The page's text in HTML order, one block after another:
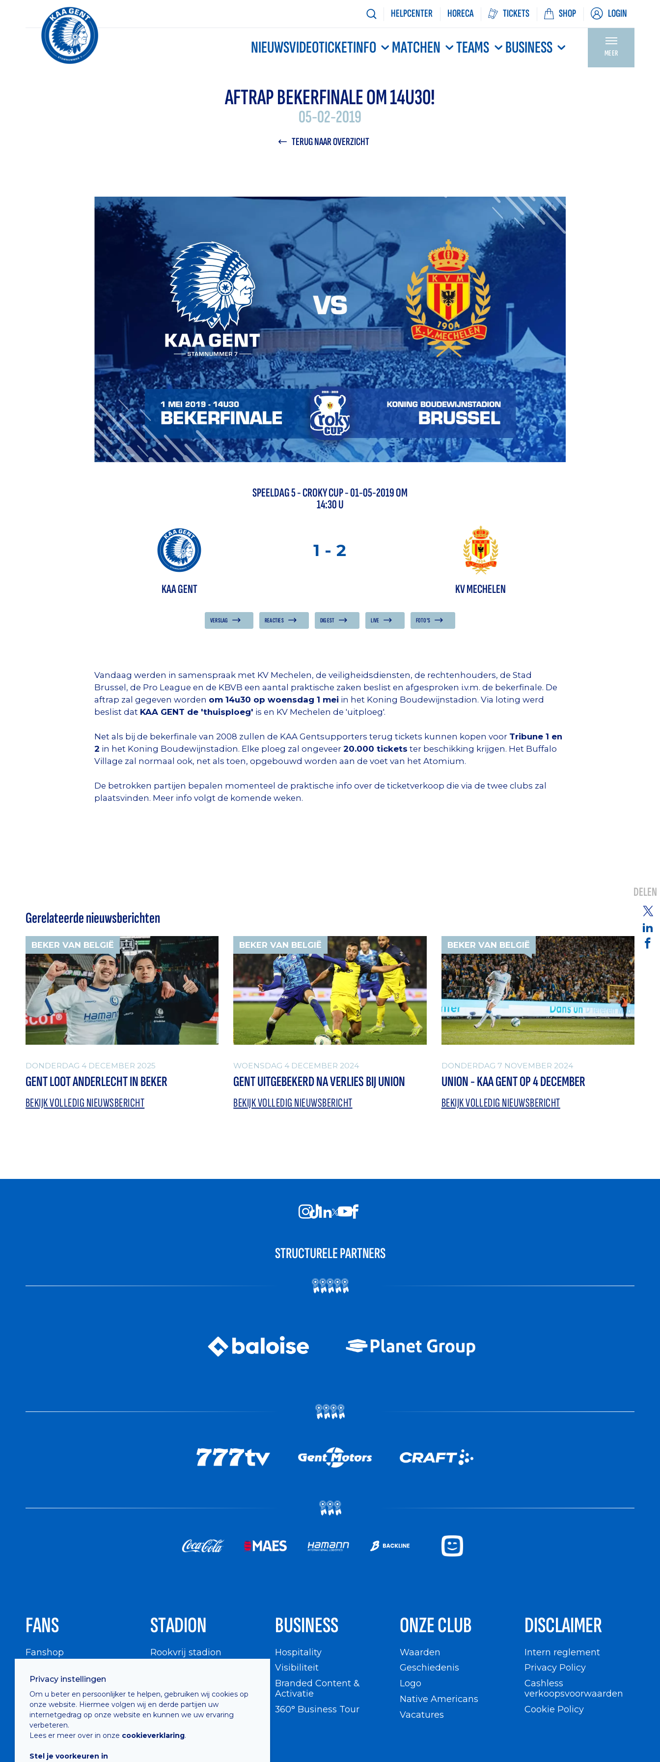
HELPCENTER HORECA TICKETS SHOP LOGIN
NIEUWSVIDEOTICKETINFO MATCHEN TEAMS BUSINESS MEER
AFTRAP BEKERFINALE OM 14U30!
05-02-2019
TERUG NAAR OVERZICHT
SPEELDAG5-CROKY CUP- 01-05-2019 OM
14:30 U
1 - 2
KAA GENT KV MECHELEN
VERSLAG REACTIES DIGEST LIVE FOTO'S
Vandaag werden in samenspraak met KV Mechelen, de veiligheidsdiensten, de rechtenhouders, de Stad
Brussel, de Pro League en de KBVB een aantal praktische zaken beslist en afgesproken i.v.m. de bekerfinale. De
aftrap zal gegeven worden om 14u30 op woensdag 1 mei in het Koning Boudewijnstadion. Via loting werd
beslist dat KAA GENT de 'thuisploeg' is en KV Mechelen de 'uitploeg'.
Net als bij de bekerfinale van 2008 zullen de KAA Gentsupporters terug tickets kunnen kopen voor Tribune 1 en
2 in het Koning Boudewijnstadion. Elke ploeg zal ongeveer 20.000 tickets ter beschikking krijgen. Het Buffalo
Village zal normaal ook, net als toen, opgebouwd worden aan de voet van het Atomium.
De betrokken partijen bepalen momenteel de praktische info over de ticketverkoop die via de twee clubs zal
plaatsvinden. Meer info volgt de komende weken.
Gerelateerde nieuwsberichten
BEKER VAN BELGIË
DONDERDAG 4 DECEMBER 2025
GENT LOOT ANDERLECHT IN BEKER
BEKIJK VOLLEDIG NIEUWSBERICHT
BEKER VAN BELGIË
WOENSDAG 4 DECEMBER 2024
GENT UITGEBEKERD NA VERLIES BIJ UNION
BEKIJK VOLLEDIG NIEUWSBERICHT
BEKER VAN BELGIË
DONDERDAG 7 NOVEMBER 2024
UNION - KAA GENT OP 4 DECEMBER
BEKIJK VOLLEDIG NIEUWSBERICHT
DELEN
Privacy instellingen
Om u beter en persoonlijker te helpen, gebruiken wij cookies op
onze website. Hiermee volgen wij en derde partijen uw
internetgedrag op onze website en kunnen we uw ervaring
verbeteren.
Lees er meer over in onze cookieverklaring.
Stel je voorkeuren in
STRUCTURELE PARTNERS
FANS
Fanshop
Supportersraad
Buffalo Kids Club
Supportersfederatie
Supportersclubs
STADION
Rookvrij stadion
BUSINESS
Hospitality
Visibiliteit
Branded Content &
Activatie
360° Business Tour
ONZE CLUB
Waarden
Geschiedenis
Logo
Native Americans
Vacatures
DISCLAIMER
Intern reglement
Privacy Policy
Cashless
verkoopsvoorwaarden
Cookie Policy